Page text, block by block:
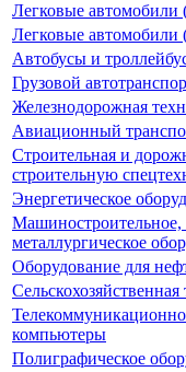
Легковые автомобили
Легковые автомобили
Автобусы и
Грузовой
Железнодорожная
Авиационный
Строительная и
строительную
Энергетическое
металлургическое
Оборудование для
компьютеры
Полиграфическое